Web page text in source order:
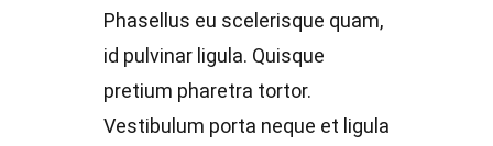
Phasellus eu scelerisque quam,
id pulvinar ligula. Quisque
pretium pharetra tortor.
Vestibulum porta neque et ligula